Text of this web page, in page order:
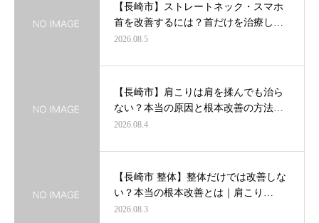
【長崎市】ストレートネック・スマホ
首を改善するには？首だけを治療し…
2026.08.5
【長崎市】肩こりは肩を揉んでも治ら
ない？本当の原因と根本改善の方法…
2026.08.4
【長崎市 整体】整体だけでは改善しな
い？本当の根本改善とは｜肩こり…
2026.08.3